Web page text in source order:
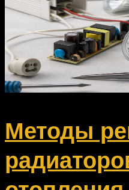
Методы